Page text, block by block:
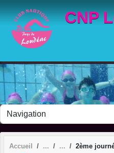
CNP
Accueil 2ème